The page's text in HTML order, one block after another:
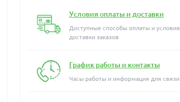
Условия оплаты и доставки
Доступные способы оплаты и условия
доставки заказов
График работы и контакты
Часы работы и информация для связи